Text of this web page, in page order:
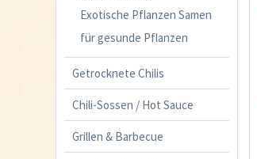
Exotische Pflanzen Samen
für gesunde Pflanzen
Getrocknete Chilis
Chili-Sossen / Hot Sauce
Grillen & Barbecue